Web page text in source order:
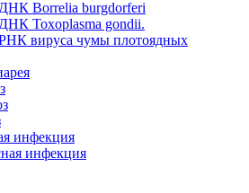
Borrelia burgdorferi
Toxoplasma gondii.
вируса чумы плотоядных
инфекция
инфекция